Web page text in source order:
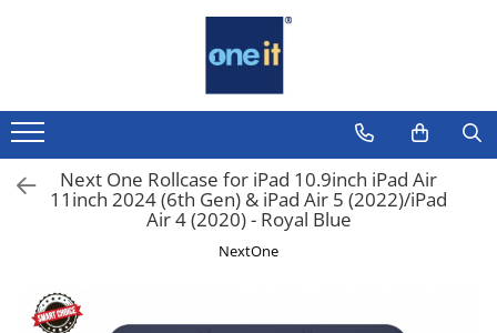
Laptop, Tablete & Telefoane
Laptop / Notebook
Notebook Consumer
Tablete & accesorii
Next One Rollcase for iPad 10.9inch iPad Air
11inch 2024 (6th Gen) & iPad Air 5 (2022)/iPad
Air 4 (2020) - Royal Blue
NextOne